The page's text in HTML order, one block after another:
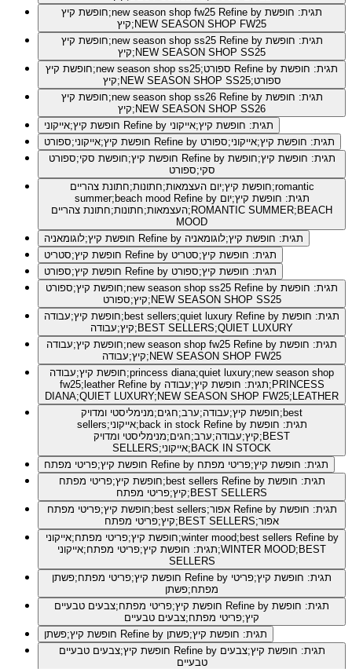
חופשת קיץ;new season shop fw25 Refine by תגית: חופשת
קיץ;NEW SEASON SHOP FW25
חופשת קיץ;new season shop ss25 Refine by תגית: חופשת
קיץ;NEW SEASON SHOP SS25
Refine by תגית: חופשת
קיץ;NEW SEASON SHOP SS25;ספורט
חופשת קיץ;new season shop ss26 Refine by תגית: חופשת
קיץ;NEW SEASON SHOP SS26
Refine by תגית: חופשת קיץ;אייקוני
Refine by תגית: חופשת קיץ;אייקוני;ספורט
Refine by תגית: חופשת קיץ;חופשת
סקי;ספורט
חופשת קיץ;יום העצמאות;חתונות;חתונת צהריים;romantic
summer;beach mood Refine by תגית: חופשת קיץ;יום
העצמאות;חתונות;חתונת צהריים;ROMANTIC SUMMER;BEACH
MOOD
Refine by תגית: חופשת קיץ;לוגומאניה
Refine by תגית: חופשת קיץ;סטריט
Refine by תגית: חופשת קיץ;ספורט
חופשת קיץ;ספורט;new season shop ss25 Refine by תגית: חופשת
קיץ;ספורט;NEW SEASON SHOP SS25
חופשת קיץ;עבודה;best sellers;quiet luxury Refine by תגית: חופשת
קיץ;עבודה;BEST SELLERS;QUIET LUXURY
חופשת קיץ;עבודה;new season shop fw25 Refine by תגית: חופשת
קיץ;עבודה;NEW SEASON SHOP FW25
חופשת קיץ;עבודה;princess diana;quiet luxury;new season shop
fw25;leather Refine by תגית: חופשת קיץ;עבודה;PRINCESS
DIANA;QUIET LUXURY;NEW SEASON SHOP FW25;LEATHER
חופשת קיץ;עבודה;ערב;חגים;מנימליסטי ומדויק;best
sellers;אייקוני;back in stock Refine by תגית: חופשת
קיץ;עבודה;ערב;חגים;מנימליסטי ומדויק;BEST
SELLERS;אייקוני;BACK IN STOCK
Refine by תגית: חופשת קיץ;פריטי מפתח
חופשת קיץ;פריטי מפתח;best sellers Refine by תגית: חופשת
קיץ;פריטי מפתח;BEST SELLERS
חופשת קיץ;פריטי מפתח;best sellers;אפור Refine by תגית: חופשת
קיץ;פריטי מפתח;BEST SELLERS;אפור
חופשת קיץ;פריטי מפתח;אייקוני;winter mood;best sellers Refine by
תגית: חופשת קיץ;פריטי מפתח;אייקוני;WINTER MOOD;BEST
SELLERS
Refine by תגית: חופשת קיץ;פריטי
מפתח;פשתן
Refine by תגית: חופשת
קיץ;פריטי מפתח;צבעים טבעיים
Refine by תגית: חופשת קיץ;פשתן
Refine by תגית: חופשת קיץ;צבעים
טבעיים